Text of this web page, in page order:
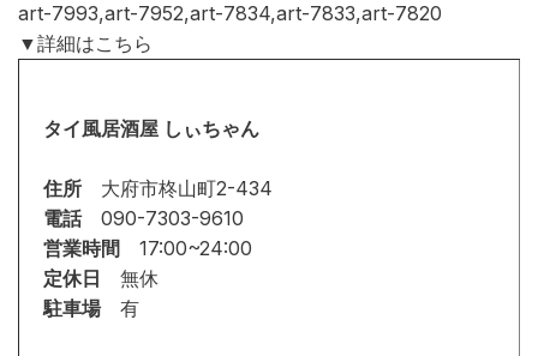
art-7993,art-7952,art-7834,art-7833,art-7820
▼詳細はこちら
タイ風居酒屋 しぃちゃん
住所 大府市柊山町2-434
電話090-7303-9610
営業時間 17:00~24:00
定休日 無休
駐車場有